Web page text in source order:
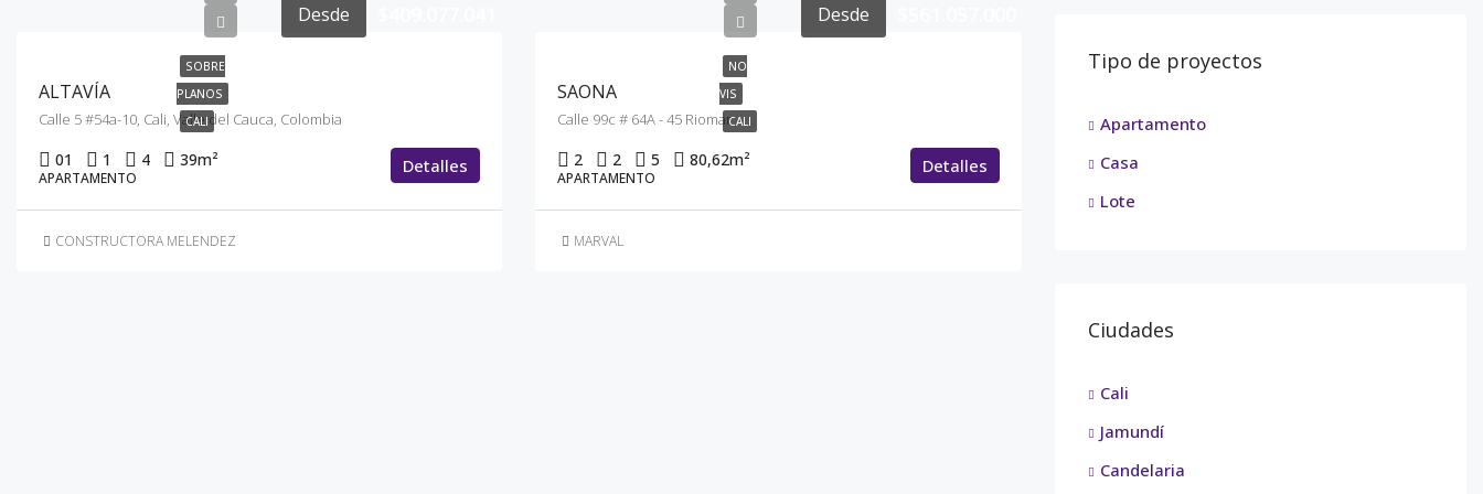
SOBRE
PLANOS
CALI
Desde
ALTAVÍA
Calle 5 #54a-10, Cali, Valle del Cauca, Colombia
01 1 4 39m²
APARTAMENTO
Detalles
CONSTRUCTORA MELENDEZ
NO
VIS
CALI
Desde
SAONA
Calle 99c # 64A - 45 Riomar
2 2 5 80,62m²
APARTAMENTO
Detalles
MARVAL
Tipo de proyectos
Apartamento
Casa
Lote
Ciudades
Cali
Jamundí
Candelaria